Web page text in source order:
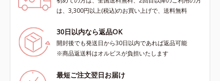
は、3,300円以上(税込)のお買い上げで、送料無料
30日以内なら返品OK
開封後でも発送日から30日以内であれば返品可能
※商品返送料はオルビスが負担いたします
最短ご注文翌日お届け